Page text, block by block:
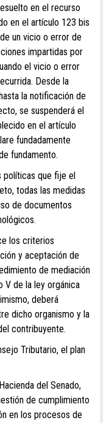
en el recurso
en el artículo 123 bis
un vicio o error de
impartidas por
el vicio o error
Desde la
la notificación de
se suspenderá el
en el artículo
fundadamente
fundamento.
políticas que fije el
todas las medidas
de documentos
los criterios
y aceptación de
de mediación
V de la ley orgánica
deberá
dicho organismo y la
contribuyente.
Tributario, el plan
del Senado,
tión de cumplimiento
en los procesos de